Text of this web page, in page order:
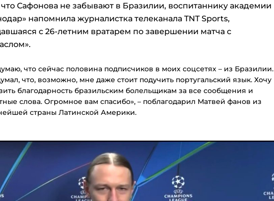
Сафонова не забывают в Бразилии, воспитаннику академии
напомнила журналистка телеканала TNT Sports,
с 26-летним вратарем по завершении матча с
что сейчас половина подписчиков в моих соцсетях – из Бразилии.
что, возможно, мне даже стоит подучить португальский язык. Хочу
благодарность бразильским болельщикам за все сообщения и
слова. Огромное вам спасибо», – поблагодарил Матвей фанов из
страны Латинской Америки.